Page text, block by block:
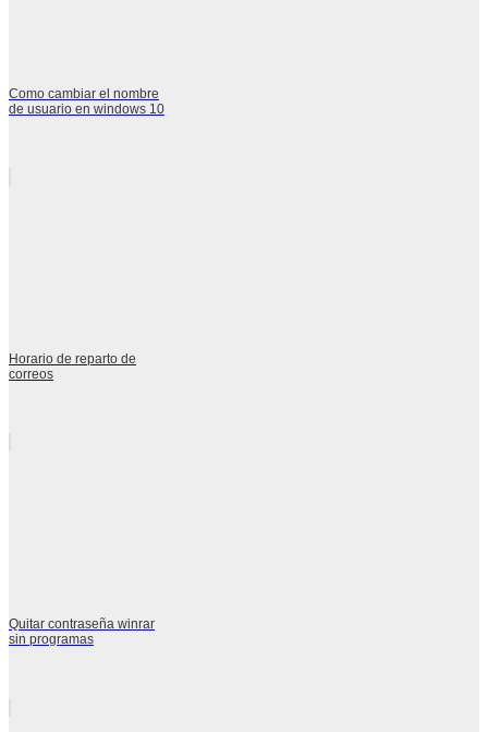
Como cambiar el nombre
de usuario en windows 10
Horario de reparto de
correos
Quitar contraseña winrar
sin programas